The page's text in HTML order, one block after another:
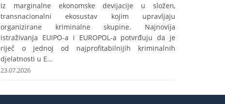
iz marginalne ekonomske devijacije u složen,
transnacionalni ekosustav kojim upravljaju
organizirane kriminalne skupine. Najnovija
istraživanja EUIPO-a i EUROPOL-a potvrđuju da je
riječ o jednoj od najprofitabilnijih kriminalnih
djelatnosti u E...
23.07.2026